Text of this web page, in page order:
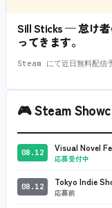
Sill Sticks — 怠け
ってきます。
Steam にて近日無料配信
🎮Steam
08.12 Visual Novel
応募受付中
08.12 Tokyo Indie
応募前